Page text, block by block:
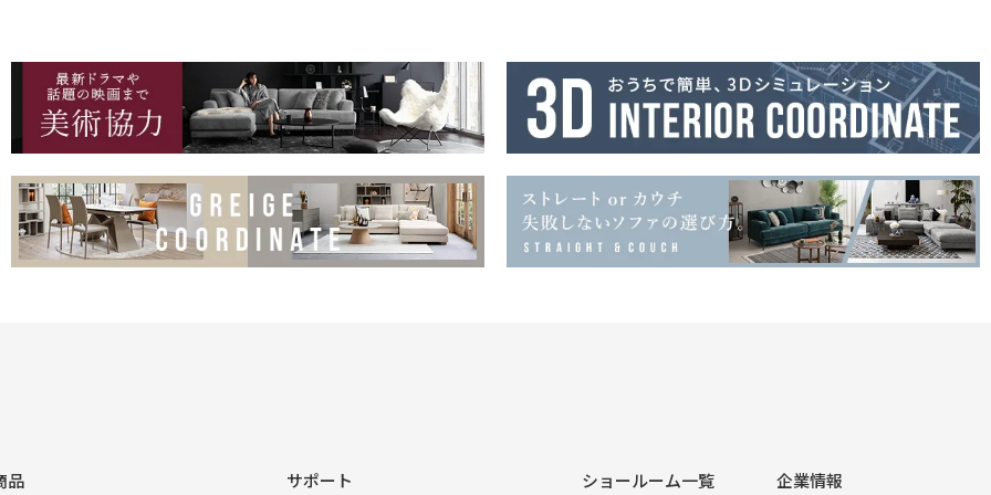
品 サポート ショールーム一覧 企業情報